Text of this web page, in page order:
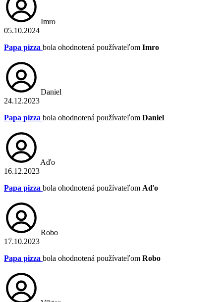
Imro
05.10.2024
Papa pizza bola ohodnotená používateľom Imro
Daniel
24.12.2023
Papa pizza bola ohodnotená používateľom Daniel
Aďo
16.12.2023
Papa pizza bola ohodnotená používateľom Aďo
Robo
17.10.2023
Papa pizza bola ohodnotená používateľom Robo